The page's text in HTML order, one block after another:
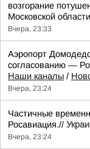
возгорание
Московской
Вчера, 23:33
Аэропорт
согласованию —
Наши каналы /
Вчера, 23:24
Частичные
Росавиация.//
Вчера, 23:24